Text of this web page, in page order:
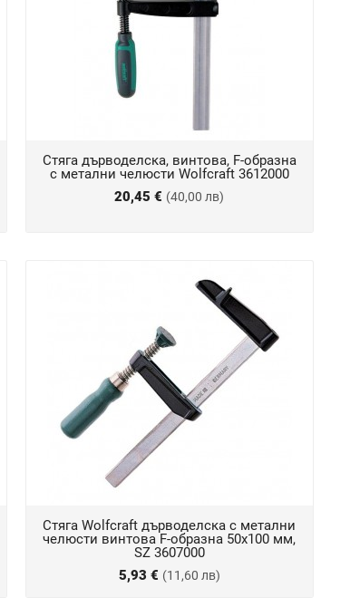
Стяга дърводелска, винтова, F-образна
с метални челюсти Wolfcraft 3612000
20,45 € (40,00 лв)
Стяга Wolfcraft дърводелска с метални
челюсти винтова F-образна 50х100 мм,
SZ 3607000
5,93 € (11,60 лв)